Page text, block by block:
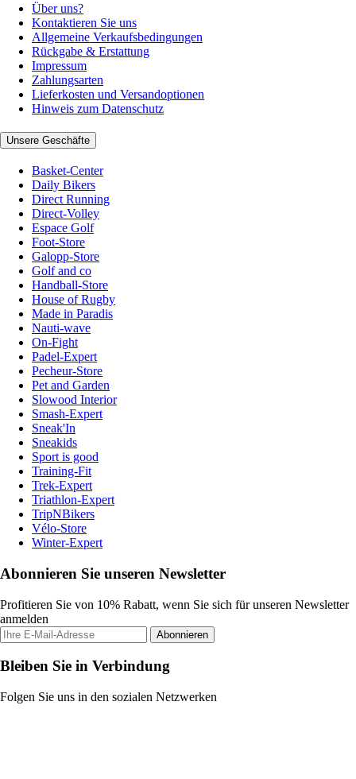
Über uns?
Kontaktieren Sie uns
Allgemeine Verkaufsbedingungen
Rückgabe & Erstattung
Impressum
Zahlungsarten
Lieferkosten und Versandoptionen
Hinweis zum Datenschutz
Unsere Geschäfte
Basket-Center
Daily Bikers
Direct Running
Direct-Volley
Espace Golf
Foot-Store
Galopp-Store
Golf and co
Handball-Store
House of Rugby
Made in Paradis
Nauti-wave
On-Fight
Padel-Expert
Pecheur-Store
Pet and Garden
Slowood Interior
Smash-Expert
Sneak'In
Sneakids
Sport is good
Training-Fit
Trek-Expert
Triathlon-Expert
TripNBikers
Vélo-Store
Winter-Expert
Abonnieren Sie unseren Newsletter
Profitieren Sie von 10% Rabatt, wenn Sie sich für unseren Newsletter
anmelden
Abonnieren
Bleiben Sie in Verbindung
Folgen Sie uns in den sozialen Netzwerken